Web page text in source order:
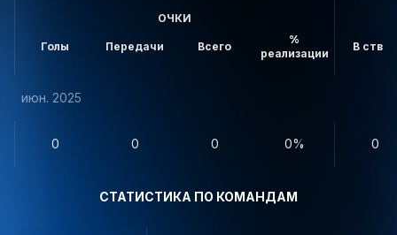
ОЧКИ
Голы Передачи Всего
%
реализации
В створ
июн. 2025
0 0 0 0% 0
СТАТИСТИКА ПО КОМАНДАМ